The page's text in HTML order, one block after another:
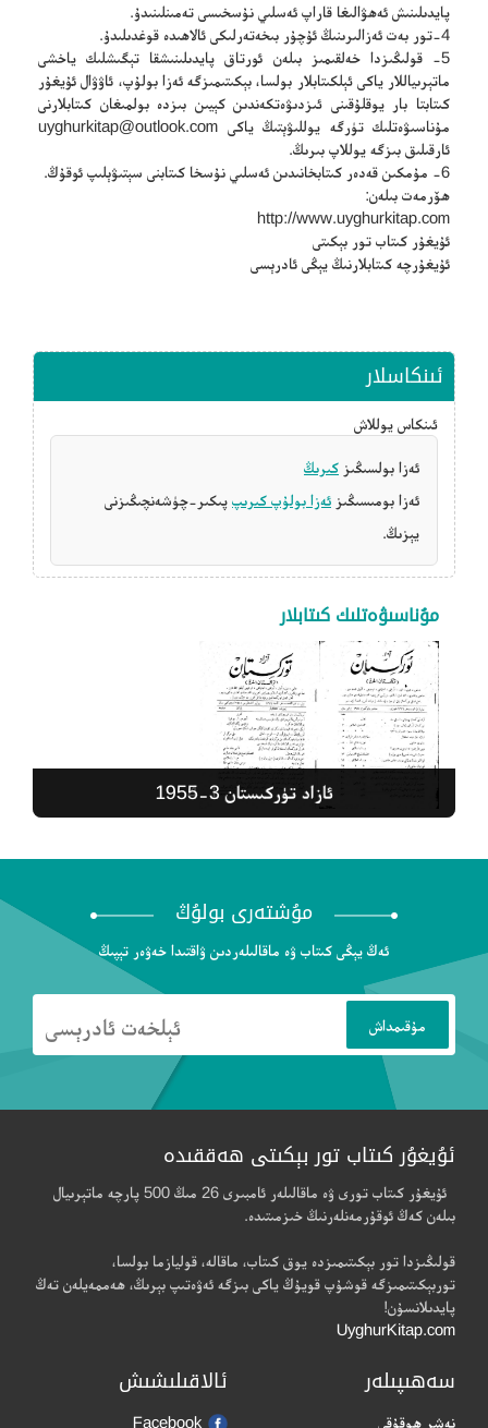
پايدىلىنىش ئەھۋالىغا قاراپ ئەسلىي نۇسخىسى تەمىنلىنىدۇ.
4-تور بەت ئەزالىرىنىڭ ئۇچۇر بىخەتەرلىكى ئالاھىدە قوغدىلىدۇ.
5- قولىڭىزدا خەلقىمىز بىلەن ئورتاق پايدىلىنىشقا تېگىشلىك ياخشى
ماتېرىياللار ياكى ئېلكىتابلار بولسا، بېكىتىمىزگە ئەزا بولۇپ، ئاۋۋال ئۇيغۇر
كىتابتا بار يوقلۇقىنى ئىزدىۋەتكەندىن كېيىن بىزدە بولمىغان كىتابلارنى
مۇناسىۋەتلىك تۈرگە يوللىۋېتىڭ ياكى uyghurkitap@outlook.com
ئارقىلىق بىزگە يوللاپ بىرىڭ.
6- مۇمكىن قەدەر كىتابخانىدىن ئەسلىي نۇسخا كىتابنى سېتىۋېلىپ ئوقۇڭ.
ھۆرمەت بىلەن:
http://www.uyghurkitap.com
ئۇيغۇر كىتاب تور بېكىتى
ئۇيغۇرچە كىتابلارنىڭ يېڭى ئادرېسى
ئىنكاسلار
ئىنكاس يوللاش
ئەزا بولسىڭىز كىرىڭ
ئەزا بومىسىڭىز ئەزا بولۇپ كىرىپ پىكىر-چۈشەنچىڭىزنى
يېزىڭ.
مۇناسىۋەتلىك كىتابلار
ئازاد تۈركىستان 1-1954
ئازاد تۈركىستان 3-1955
مۇشتەرى بولۇڭ
ئەڭ يېڭى كىتاب ۋە ماقالىلەردىن ۋاقتىدا خەۋەر تېپىڭ
ئۇيغۇر كىتاب تور بېكىتى ھەققىدە
ئۇيغۇر كىتاب تورى ۋە ماقالىلەر ئامبىرى 26 مىڭ 500 پارچە ماتېرىيال
بىلەن كەڭ ئوقۇرمەنلەرنىڭ خىزمىتىدە.
قولىڭىزدا تور بېكىتىمىزدە يوق كىتاب، ماقالە، قوليازما بولسا،
توربېكىتىمىزگە قوشۇپ قويۇڭ ياكى بىزگە ئەۋەتىپ بېرىڭ، ھەممەيلەن تەڭ
پايدىلانسۇن!
UyghurKitap.com
سەھىپىلەر
نەشر ھوقۇقى
ئالاقىلىشىش
Facebook